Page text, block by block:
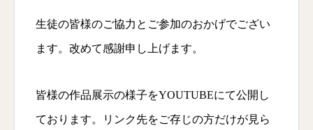
生徒の皆様のご協力とご参加のおかげでござい
ます。改めて感謝申し上げます。
皆様の作品展示の様子をYOUTUBEにて公開し
ております。リンク先をご存じの方だけが見ら